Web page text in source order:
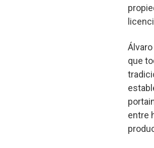
que
entre